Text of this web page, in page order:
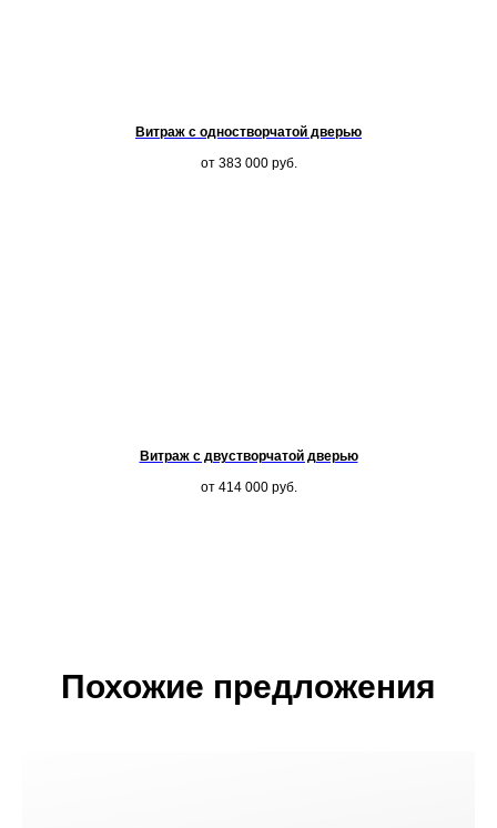
Витраж с одностворчатой дверью
от 383 000 руб.
Витраж с двустворчатой дверью
от 414 000 руб.
Похожие предложения